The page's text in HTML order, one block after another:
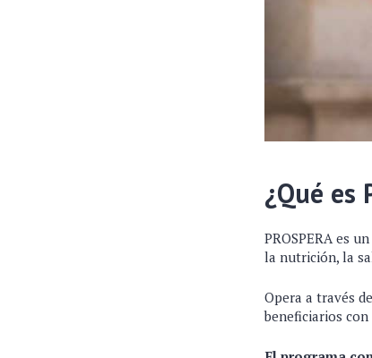
¿Qué es
PROSPERA es
la nutrición, la
Opera a través
beneficiarios